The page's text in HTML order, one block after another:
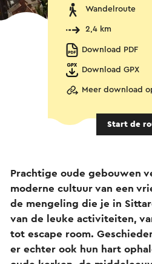
Wandelroute
2,4 km
Download PDF
Download GPX
Meer download
Start de
Prachtige oude gebouwen
moderne cultuur van een
de mengeling die je in
van de leuke activiteiten,
tot escape room.
er echter ook hun hart